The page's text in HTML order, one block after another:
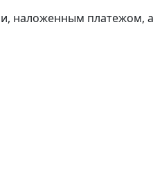
наложенным платежом, а